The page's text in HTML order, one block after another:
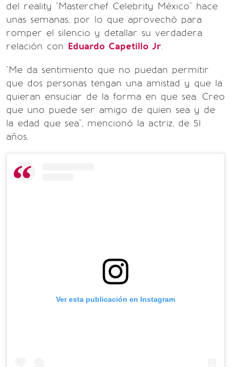
del reality "Masterchef Celebrity México" hace
unas semanas, por lo que aprovechó para
romper el silencio y detallar su verdadera
relación con Eduardo Capetillo Jr.
"Me da sentimiento que no puedan permitir
que dos personas tengan una amistad y que la
quieran ensuciar de la forma en que sea. Creo
que uno puede ser amigo de quien sea y de
la edad que sea", mencionó la actriz, de 51
años.
Ver esta publicación en Instagram